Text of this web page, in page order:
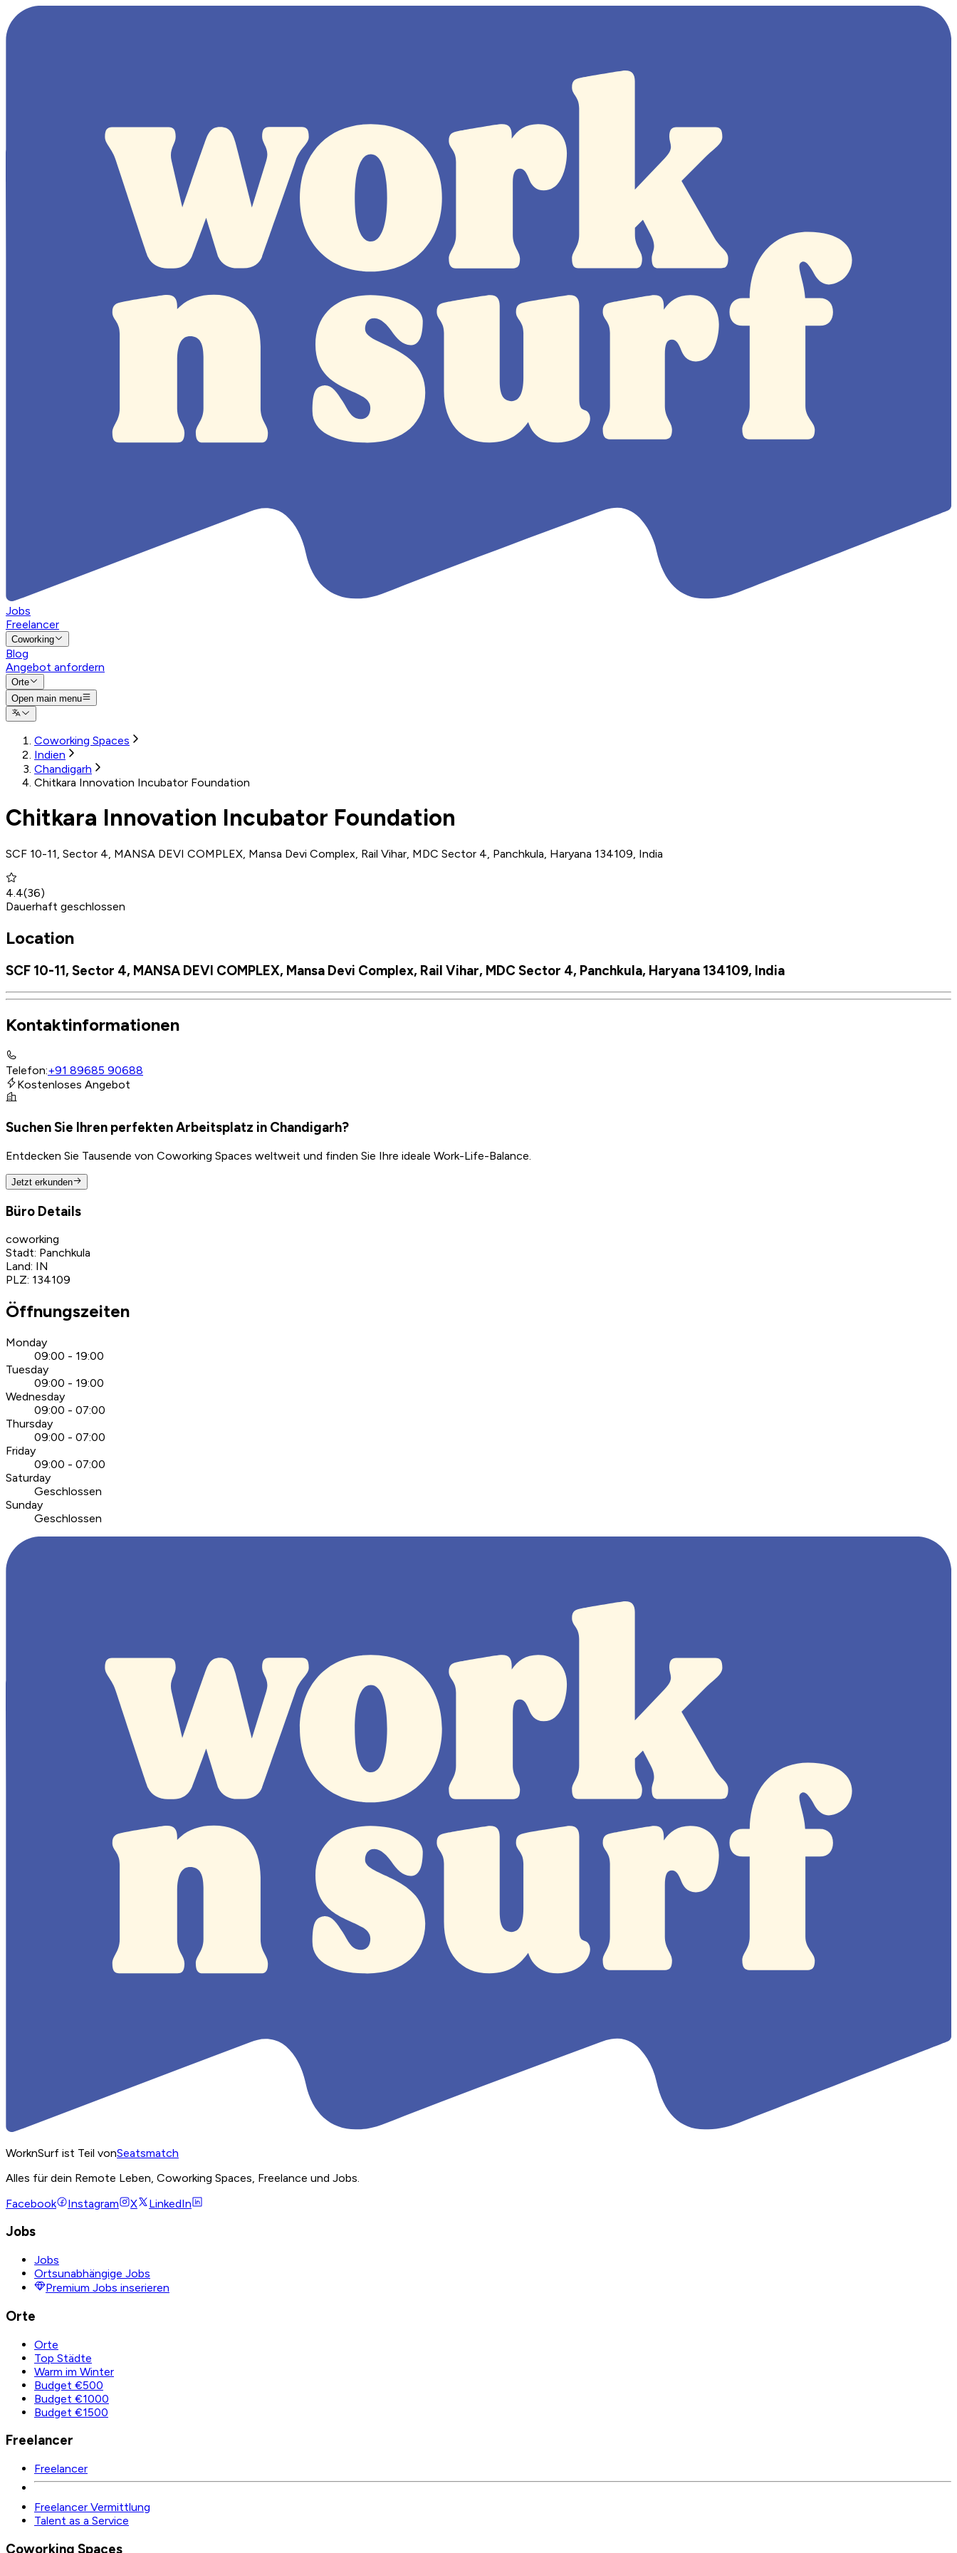
Jobs
Freelancer
Coworking
Blog
Angebot anfordern
Orte
Open main menu
Coworking Spaces
Indien
Chandigarh
Chitkara Innovation Incubator Foundation
Chitkara Innovation Incubator Foundation
SCF 10-11, Sector 4, MANSA DEVI COMPLEX, Mansa Devi Complex, Rail Vihar, MDC Sector 4, Panchkula, Haryana 134109, India
4.4(36)
Dauerhaft geschlossen
Location
SCF 10-11, Sector 4, MANSA DEVI COMPLEX, Mansa Devi Complex, Rail Vihar, MDC Sector 4, Panchkula, Haryana 134109, India
Kontaktinformationen
Telefon:+91 89685 90688
Kostenloses Angebot
Suchen Sie Ihren perfekten Arbeitsplatz in Chandigarh?
Entdecken Sie Tausende von Coworking Spaces weltweit und finden Sie Ihre ideale Work-Life-Balance.
Jetzt erkunden
Büro Details
coworking
Stadt: Panchkula
Land: IN
PLZ: 134109
Öffnungszeiten
Monday
09:00 - 19:00
Tuesday
09:00 - 19:00
Wednesday
09:00 - 07:00
Thursday
09:00 - 07:00
Friday
09:00 - 07:00
Saturday
Geschlossen
Sunday
Geschlossen
WorknSurf ist Teil vonSeatsmatch
Alles für dein Remote Leben, Coworking Spaces, Freelance und Jobs.
Facebook
Instagram X LinkedIn
Jobs
Jobs
Ortsunabhängige Jobs
Premium Jobs inserieren
Orte
Orte
Top Städte
Warm im Winter
Budget €500
Budget €1000
Budget €1500
Freelancer
Freelancer
Freelancer Vermittlung
Talent as a Service
Coworking Spaces